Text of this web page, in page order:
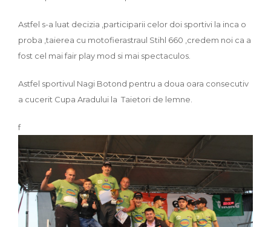
Astfel s-a luat decizia ,participarii celor doi sportivi la inca o
proba ,taierea cu motofierastraul Stihl 660 ,credem noi ca a
fost cel mai fair play mod si mai spectaculos.
Astfel sportivul Nagi Botond pentru a doua oara consecutiv
a cucerit Cupa Aradului la Taietori de lemne.
f